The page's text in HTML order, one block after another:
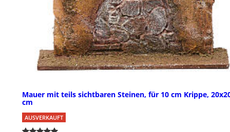
Mauer mit teils sichtbaren Steinen, für 10 cm Krippe,
cm
AUSVERKAUFT